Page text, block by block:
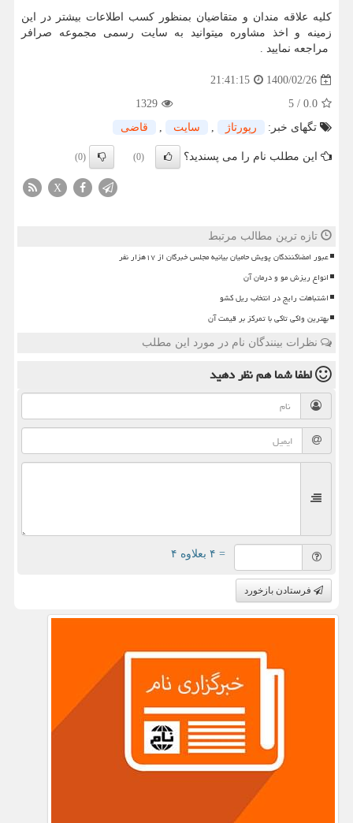
کلیه علاقه مندان و متقاضیان بمنظور کسب اطلاعات بیشتر در این
زمینه و اخذ مشاوره میتوانید به سایت رسمی مجموعه صرافر
مراجعه نمایید .
1400/02/26
21:41:15
0.0
/
5
1329
تگهای خبر:
رپورتاژ , سایت , قاضی
این مطلب نام را می پسندید؟ (0)
(0)
X
تازه ترین مطالب مرتبط
عبور امضاکنندگان پویش حامیان بیانیه مجلس خبرگان از ۱۷هزار نفر
انواع ریزش مو و درمان آن
اشتباهات رایج در انتخاب ریل کشو
بهترین واکی تاکی با تمرکز بر قیمت آن
نظرات بینندگان نام در مورد این مطلب
لطفا شما همنظر دهید
= ۴ بعلاوه ۴
فرستادن بازخورد